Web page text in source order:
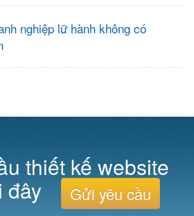
nghiệp lữ hành không có
thiết kế website
đây Gửi yêu cầu